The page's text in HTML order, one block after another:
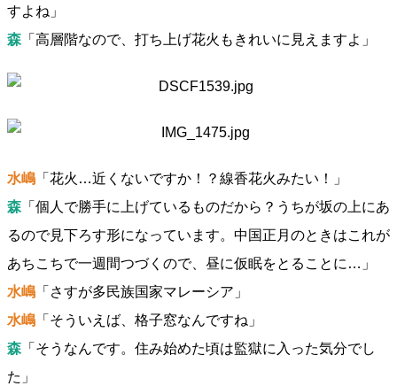
すよね」
森 「高層階なので、打ち上げ花火もきれいに見えますよ」
水嶋 「花火…近くないですか！？線香花火みたい！」
森「個人で勝手に上げているものだから？うちが坂の上にあ
るので見下ろす形になっています。中国正月のときはこれが
あちこちで一週間つづくので、昼に仮眠をとることに…」
水嶋 「さすが多民族国家マレーシア」
水嶋 「そういえば、格子窓なんですね」
森「そうなんです。住み始めた頃は監獄に入った気分でし
た」